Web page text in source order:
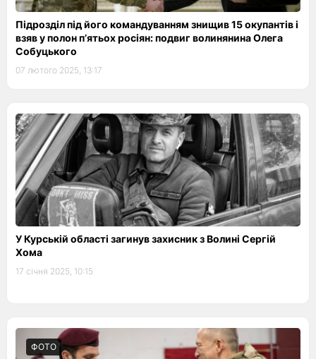
Підрозділ під його командуванням знищив 15 окупантів і
взяв у полон п’ятьох росіян: подвиг волинянина Олега
Собуцького
07 лютого 2025, 13:17
У Курській області загинув захисник з Волині Сергій
Хома
17 січня 2025, 10:15
ФОТО